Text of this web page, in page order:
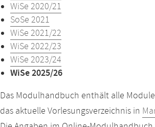
WiSe 2020/21
SoSe 2021
WiSe 2021/22
WiSe 2022/23
WiSe 2023/24
WiSe 2025/26
Das Modulhandbuch enthält alle
das aktuelle Vorlesungsverzeichnis in